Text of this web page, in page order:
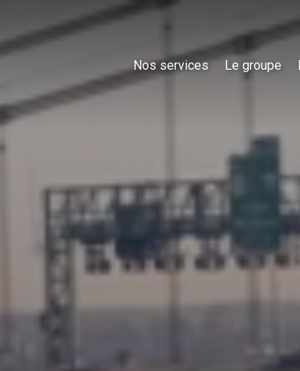
Nos services Le groupe